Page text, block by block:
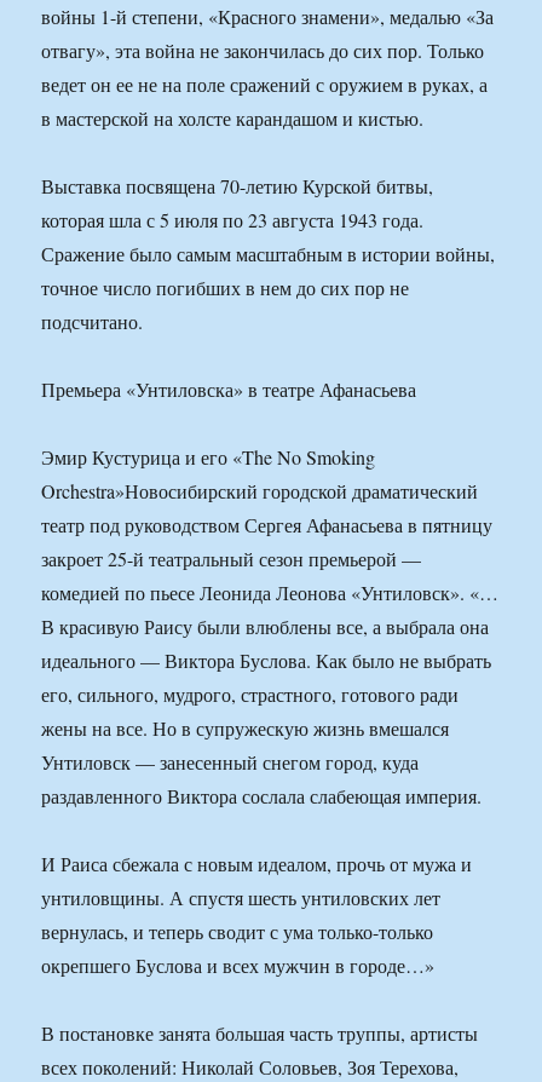
войны 1-й степени, «Красного знамени», медалью «За
отвагу», эта война не закончилась до сих пор. Только
ведет он ее не на поле сражений с оружием в руках, а
в мастерской на холсте карандашом и кистью.
Выставка посвящена 70-летию Курской битвы,
которая шла с 5 июля по 23 августа 1943 года.
Сражение было самым масштабным в истории войны,
точное число погибших в нем до сих пор не
подсчитано.
Премьера «Унтиловска» в театре Афанасьева
Эмир Кустурица и его «The No Smoking
Orchestra»Новосибирский городской драматический
театр под руководством Сергея Афанасьева в пятницу
закроет 25-й театральный сезон премьерой —
комедией по пьесе Леонида Леонова «Унтиловск». «…
В красивую Раису были влюблены все, а выбрала она
идеального — Виктора Буслова. Как было не выбрать
его, сильного, мудрого, страстного, готового ради
жены на все. Но в супружескую жизнь вмешался
Унтиловск — занесенный снегом город, куда
раздавленного Виктора сослала слабеющая империя.
И Раиса сбежала с новым идеалом, прочь от мужа и
унтиловщины. А спустя шесть унтиловских лет
вернулась, и теперь сводит с ума только-только
окрепшего Буслова и всех мужчин в городе…»
В постановке занята большая часть труппы, артисты
всех поколений: Николай Соловьев, Зоя Терехова,